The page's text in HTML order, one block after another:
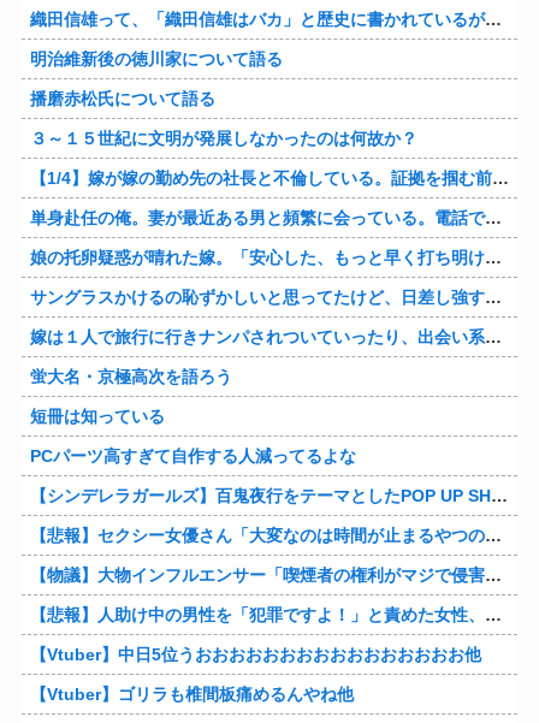
織田信雄って、「織田信雄はバカ」と歴史に書かれているが今まで家が残っているんでバカではないよな？
明治維新後の徳川家について語る
播磨赤松氏について語る
３～１５世紀に文明が発展しなかったのは何故か？
【1/4】嫁が嫁の勤め先の社長と不倫している。証拠を掴む前に嫁から離婚を切り出されたので、ハッタリかまして証拠を握っているフリしたら、向こうから示談話を振ってきたｗ
単身赴任の俺。妻が最近ある男と頻繁に会っている。電話で問い詰めた。「好きなのはアナタ、でも会えないのがツライ、寂しいから・・・」妻は、その男と不倫関係に発展した様だ…
娘の托卵疑惑が晴れた嫁。「安心した、もっと早く打ち明けて鑑定しておけばよかった」と。そして「今度こそ家族三人で幸せになりたい」と言い出した！！ごめんこうむるわｗｗ
サングラスかけるの恥ずかしいと思ってたけど、日差し強すぎてサングラスかけ始めたわ
嫁は１人で旅行に行きナンパされついていったり、出会い系で知り合った男と会ったりした。しかも酔っていて避妊もしてなかった。そしてやはり自分には夫しかいないと思ったんだとｗ
蛍大名・京極高次を語ろう
短冊は知っている
PCパーツ高すぎて自作する人減ってるよな
【シンデレラガールズ】百鬼夜行をテーマとしたPOP UP SHOPが東京・大阪にて開催
【悲報】セクシー女優さん「大変なのは時間が止まるやつの撮影」←ばらしてしまうｗ
【物議】大物インフルエンサー「喫煙者の権利がマジで侵害されてる。いくら税金払ってるんだ」他
【悲報】人助け中の男性を「犯罪ですよ！」と責めた女性、警察が来た瞬間逃げる他
【Vtuber】中日5位うおおおおおおおおおおおおおおおお他
【Vtuber】ゴリラも椎間板痛めるんやね他